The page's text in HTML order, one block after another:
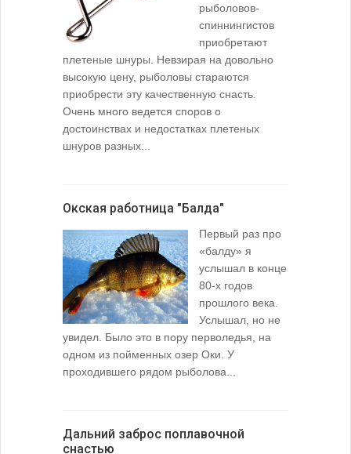
рыболовов-
спиннингистов
приобретают
плетеные шнуры. Невзирая на довольно
высокую цену, рыболовы стараются
приобрести эту качественную снасть.
Очень много ведется споров о
достоинствах и недостатках плетеных
шнуров разных...
Окская работница "Балда"
Первый раз про
«балду» я
услышал в конце
80-х годов
прошлого века.
Услышал, но не
увидел. Было это в пору перволедья, на
одном из пойменных озер Оки. У
проходившего рядом рыболова...
Дальний заброс поплавочной
снастью